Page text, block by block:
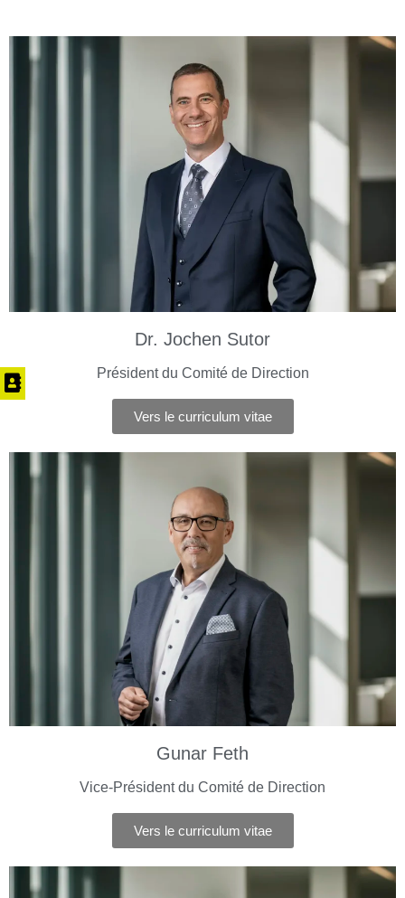
Dr. Jochen Sutor
Président du Comité de Direction
Vers le curriculum vitae
Gunar Feth
Vice-Président du Comité de Direction
Vers le curriculum vitae